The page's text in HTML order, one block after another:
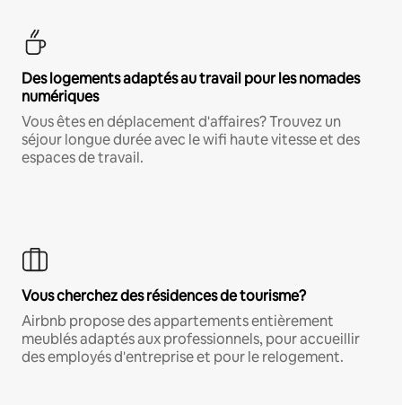
Des logements adaptés au travail pour les nomades
numériques
Vous êtes en déplacement d'affaires? Trouvez un
séjour longue durée avec le wifi haute vitesse et des
espaces de travail.
Vous cherchez des résidences de tourisme?
Airbnb propose des appartements entièrement
meublés adaptés aux professionnels, pour accueillir
des employés d'entreprise et pour le relogement.